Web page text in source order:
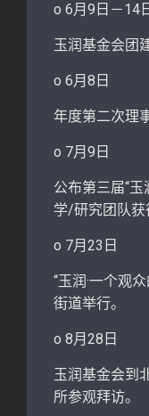
o 6月9日－14
玉润基金会团
o 6月8日
年度第二次理
o 7月9日
公布第三届“
学/研究团队获
o 7月23日
“玉润·一个观
街道举行。
o 8月28日
玉润基金会到
所参观拜访。